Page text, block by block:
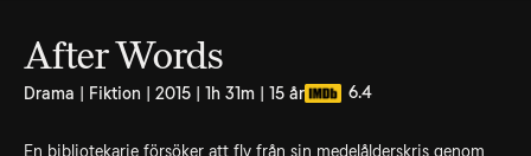
After Words
Drama | Fiktion | 2015 | 1h 31m | 15 år 6.4
En bibliotekarie försöker att fly från sin medelålderskris genom